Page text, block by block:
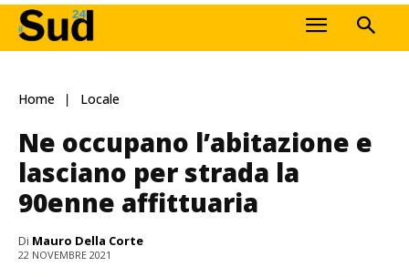
Home Locale
Ne occupano l’abitazione e
lasciano per strada la
90enne affittuaria
Di Mauro Della Corte
22 NOVEMBRE 2021